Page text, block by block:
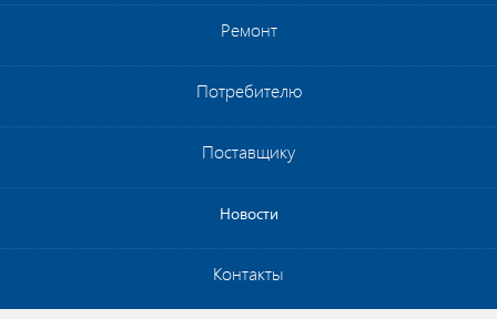
Ремонт
Потребителю
Поставщику
Новости
Контакты